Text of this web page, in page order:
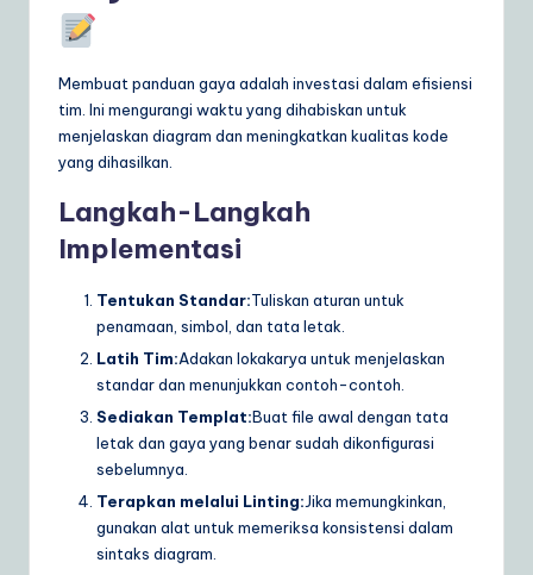
Membuat panduan gaya adalah investasi dalam efisiensi
tim. Ini mengurangi waktu yang dihabiskan untuk
menjelaskan diagram dan meningkatkan kualitas kode
yang dihasilkan.
Langkah-Langkah
Implementasi
Tentukan Standar:Tuliskan aturan untuk
penamaan, simbol, dan tata letak.
Latih Tim:Adakan lokakarya untuk menjelaskan
standar dan menunjukkan contoh-contoh.
Sediakan Templat:Buat file awal dengan tata
letak dan gaya yang benar sudah dikonfigurasi
sebelumnya.
Terapkan melalui Linting:Jika memungkinkan,
gunakan alat untuk memeriksa konsistensi dalam
sintaks diagram.